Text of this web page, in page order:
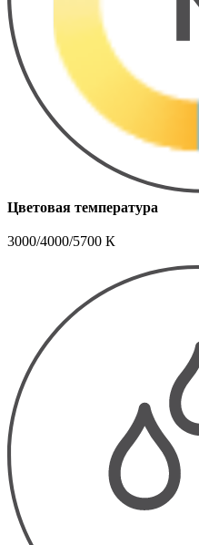
Цветовая температура
3000/4000/5700 К